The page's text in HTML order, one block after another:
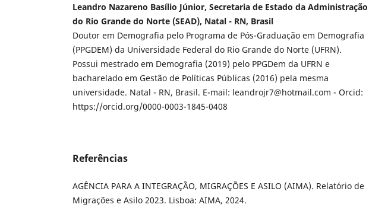
Leandro Nazareno Basílio Júnior, Secretaria de Estado da Administração
do Rio Grande do Norte (SEAD), Natal - RN, Brasil
Doutor em Demografia pelo Programa de Pós-Graduação em Demografia
(PPGDEM) da Universidade Federal do Rio Grande do Norte (UFRN).
Possui mestrado em Demografia (2019) pelo PPGDem da UFRN e
bacharelado em Gestão de Políticas Públicas (2016) pela mesma
universidade. Natal - RN, Brasil. E-mail: leandrojr7@hotmail.com - Orcid:
https://orcid.org/0000-0003-1845-0408
Referências
AGÊNCIA PARA A INTEGRAÇÃO, MIGRAÇÕES E ASILO (AIMA). Relatório de
Migrações e Asilo 2023. Lisboa: AIMA, 2024.